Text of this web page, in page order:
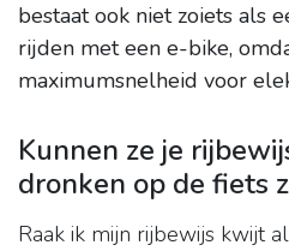
bestaat ook niet zoiets als
rijden met een e-bike,
maximumsnelheid voor
Kunnen ze je
dronken op de fiets
Raak ik mijn rijbewijs kwijt